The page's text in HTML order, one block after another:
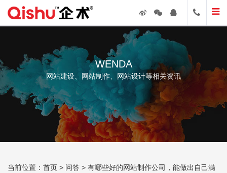
WENDA
网站建设、网站制作、网站设计等相关资讯
当前位置： 首页 > 问答 > 有哪些好的网站制作公司，能做出自己满